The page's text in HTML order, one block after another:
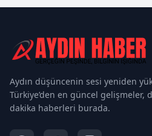
Aydın düşüncenin sesi yeniden
Türkiye’den en güncel gelişmeler,
dakika haberleri burada.